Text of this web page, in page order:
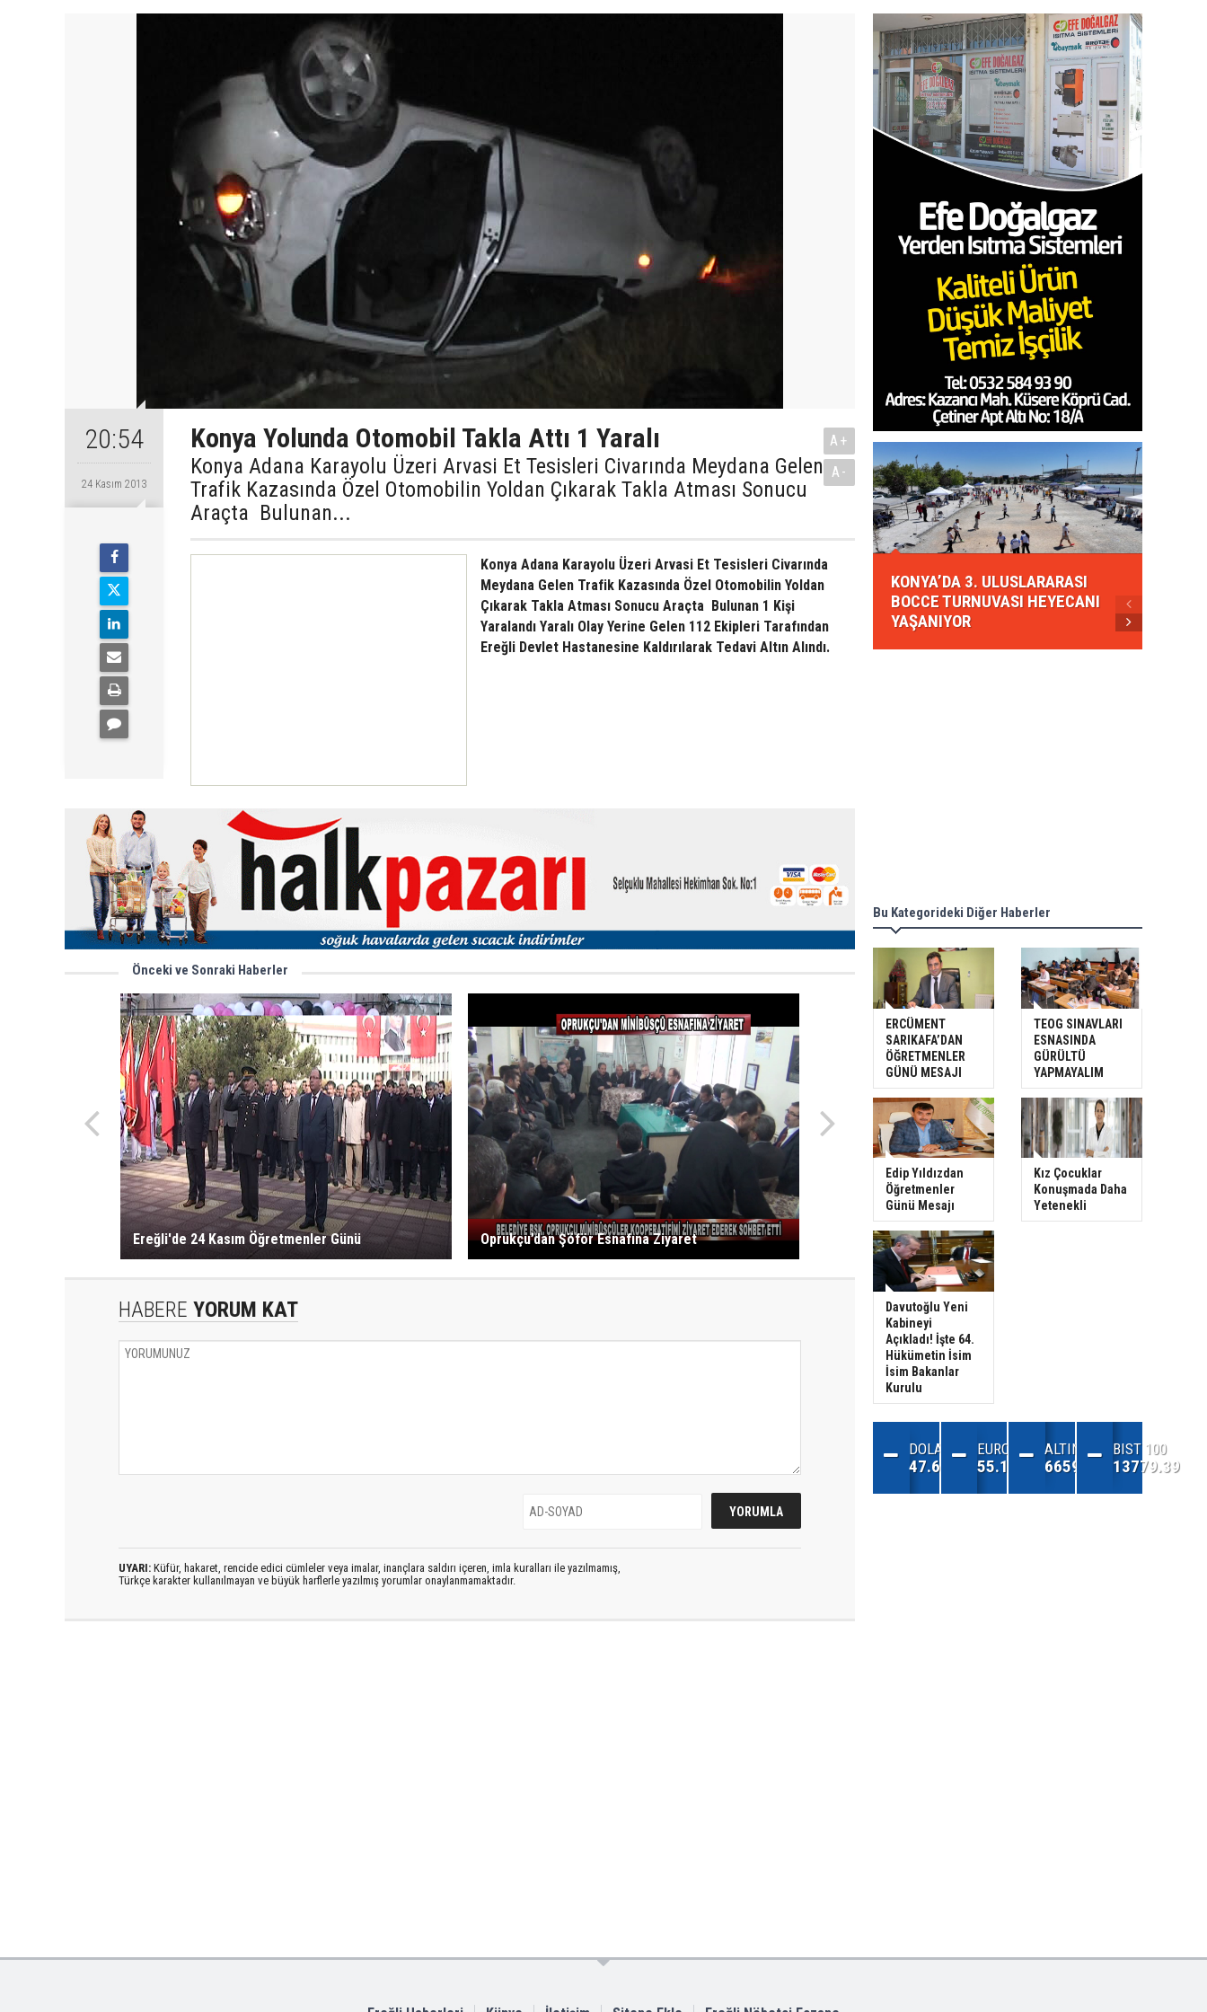
20:54
24 Kasım 2013
Konya Yolunda Otomobil Takla Attı 1 Yaralı
Konya Adana Karayolu Üzeri Arvasi Et Tesisleri Civarında Meydana Gelen
Trafik Kazasında Özel Otomobilin Yoldan Çıkarak Takla Atması Sonucu
Araçta Bulunan...
A+
A-
Konya Adana Karayolu Üzeri Arvasi Et Tesisleri Civarında
Meydana Gelen Trafik Kazasında Özel Otomobilin Yoldan
Çıkarak Takla Atması Sonucu Araçta Bulunan 1 Kişi
Yaralandı Yaralı Olay Yerine Gelen 112 Ekipleri Tarafından
Ereğli Devlet Hastanesine Kaldırılarak Tedavi Altın Alındı.
Önceki ve Sonraki Haberler
Ereğli'de 24 Kasım Öğretmenler Günü Oprukçu’dan Şöför Esnafına Ziyaret
HABERE YORUM KAT
UYARI: Küfür, hakaret, rencide edici cümleler veya imalar, inançlara saldırı içeren, imla kuralları ile yazılmamış,
Türkçe karakter kullanılmayan ve büyük harflerle yazılmış yorumlar onaylanmamaktadır.
KONYA’DA 3. ULUSLARARASI
BOCCE TURNUVASI HEYECANI
YAŞANIYOR
Bu Kategorideki Diğer Haberler
ERCÜMENT
SARIKAFA’DAN
ÖĞRETMENLER
GÜNÜ MESAJI
TEOG SINAVLARI
ESNASINDA
GÜRÜLTÜ
YAPMAYALIM
Edip Yıldızdan
Öğretmenler
Günü Mesajı
Kız Çocuklar
Konuşmada Daha
Yetenekli
Davutoğlu Yeni
Kabineyi
Açıkladı! İşte 64.
Hükümetin İsim
İsim Bakanlar
Kurulu
DOLAR
47.68
EURO
55.13
ALTIN
6659.71
BIST 100
13779.39